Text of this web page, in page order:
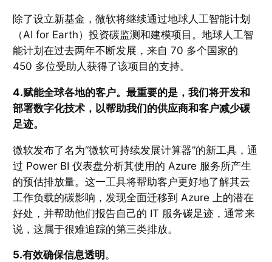
除了设立新基金，微软将继续通过地球人工智能计划
（AI for Earth）投资碳监测和建模项目。地球人工智
能计划在过去两年不断发展，来自 70 多个国家的
450 多位受助人获得了该项目的支持。
4.赋能全球各地的客户。最重要的是，我们将开发和
部署数字化技术，以帮助我们的供应商和客户减少碳
足迹。
微软发布了名为“微软可持续发展计算器”的新工具，通
过 Power BI 仪表盘分析其使用的 Azure 服务所产生
的预估排放量。这一工具将帮助客户更好地了解其云
工作负载的碳影响，发现全面迁移到 Azure 上的潜在
好处，并帮助他们报告自己的 IT 服务碳足迹，通常来
说，这属于很难追踪的第三类排放。
5.有效确保信息透明。